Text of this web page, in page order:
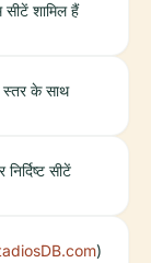
सीटें शामिल हैं
स्तर के साथ
सीटें
)